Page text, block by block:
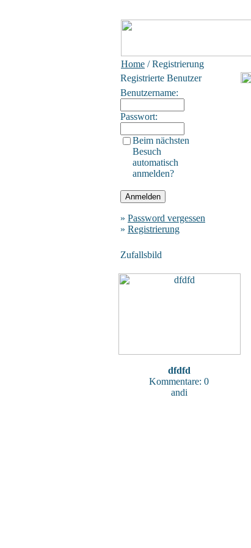
Home / Registrierung
Registrierte Benutzer
Benutzername:
Passwort:
Beim nächsten
Besuch
automatisch
anmelden?
» Password vergessen
» Registrierung
Zufallsbild
dfdfd
Kommentare: 0
andi